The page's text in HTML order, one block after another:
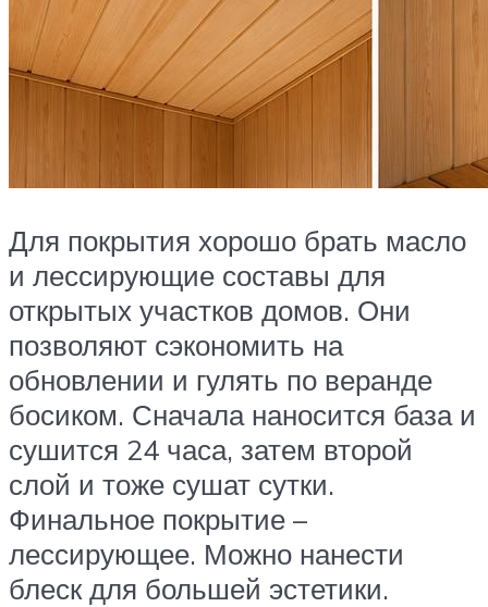
Для покрытия хорошо брать масло
и лессирующие составы для
открытых участков домов. Они
позволяют сэкономить на
обновлении и гулять по веранде
босиком. Сначала наносится база и
сушится 24 часа, затем второй
слой и тоже сушат сутки.
Финальное покрытие –
лессирующее. Можно нанести
блеск для большей эстетики.